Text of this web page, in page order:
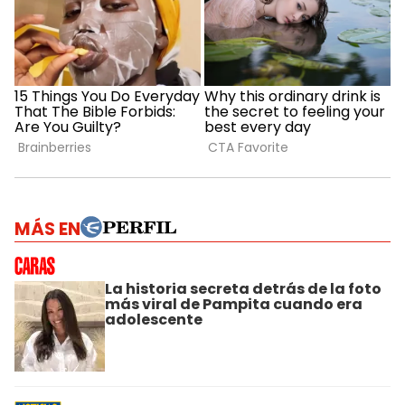
MÁS EN
La historia secreta detrás de la foto
más viral de Pampita cuando era
adolescente